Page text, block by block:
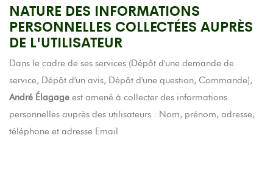
NATURE DES INFORMATIONS
PERSONNELLES COLLECTÉES AUPRÈS
DE L'UTILISATEUR
Dans le cadre de ses services (Dépôt d'une demande de
service, Dépôt d'un avis, Dépôt d'une question, Commande),
André Élagage est amené à collecter des informations
personnelles auprès des utilisateurs : Nom, prénom, adresse,
téléphone et adresse Email